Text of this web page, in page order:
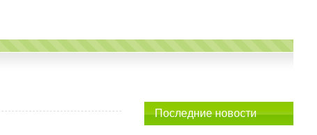
Последние новости